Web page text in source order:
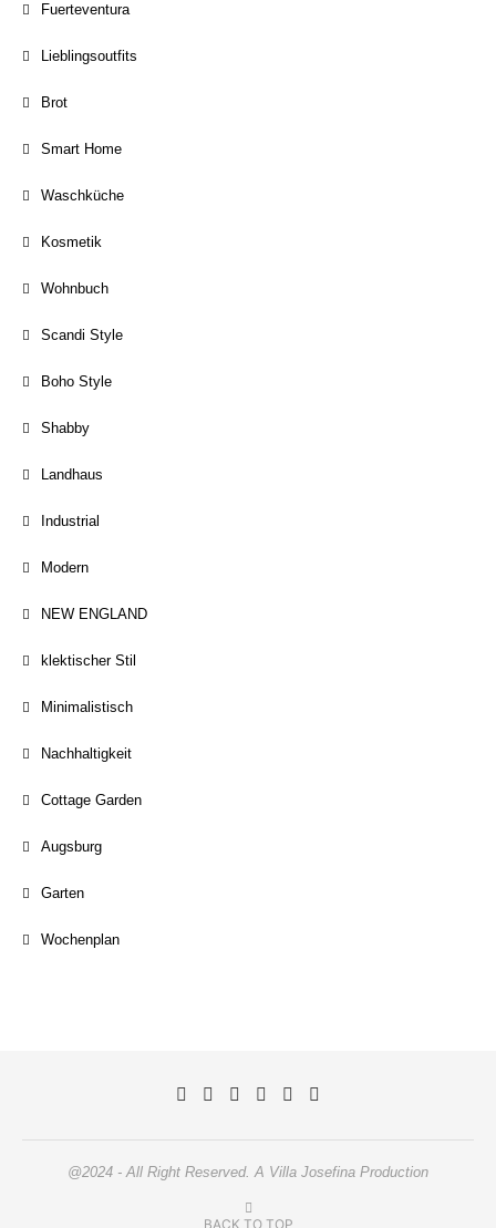
Fuerteventura
Lieblingsoutfits
Brot
Smart Home
Waschküche
Kosmetik
Wohnbuch
Scandi Style
Boho Style
Shabby
Landhaus
Industrial
Modern
NEW ENGLAND
klektischer Stil
Minimalistisch
Nachhaltigkeit
Cottage Garden
Augsburg
Garten
Wochenplan
@2024 - All Right Reserved. A Villa Josefina Production
BACK TO TOP